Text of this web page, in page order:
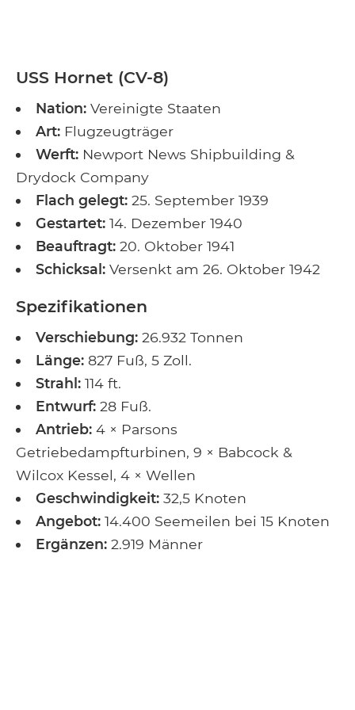
USS Hornet (CV-8)
Nation:Vereinigte Staaten
Art:Flugzeugträger
Werft:Newport News Shipbuilding &
Drydock Company
Flach gelegt:25. September 1939
Gestartet:14. Dezember 1940
Beauftragt:20. Oktober 1941
Schicksal:Versenkt am 26. Oktober 1942
Spezifikationen
Verschiebung:26.932 Tonnen
Länge:827 Fuß, 5 Zoll.
Strahl:114 ft.
Entwurf:28 Fuß.
Antrieb:4 × Parsons
Getriebedampfturbinen, 9 × Babcock &
Wilcox Kessel, 4 × Wellen
Geschwindigkeit:32,5 Knoten
Angebot:14.400 Seemeilen bei 15 Knoten
Ergänzen:2.919 Männer